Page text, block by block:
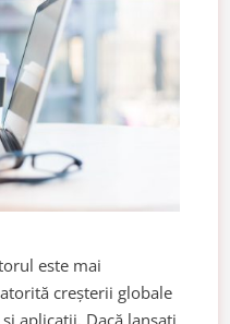
este mai
creșterii globale